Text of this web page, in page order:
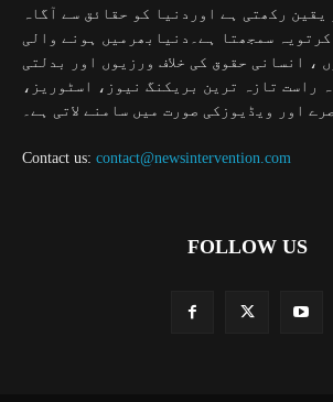
یقین رکھتی ہے اوردنیا کو حقائق سے آگاہ
سمجھتا ہے۔دنیابھرمیں ہونے والی
، انسانی حقوق کی خلاف ورزیوں اور بدلتی
راست تازہ ترین بریکنگ نیوز، اسٹوریز،
اور ویڈیوزکی صورت میں سامنے لاتی ہے۔
Contact us: contact@newsintervention.com
FOLLOW US